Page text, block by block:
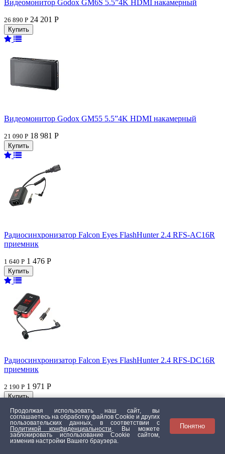
Видеомонитор Godox GM6S 5.5”4K HDMI накамерный
26 890 Р 24 201 Р
Видеомонитор Godox GM55 5.5”4K HDMI накамерный
21 090 Р 18 981 Р
Радиосинхронизатор Falcon Eyes FlashHunter 2.4 RFS-AC16R
приемник
1 640 Р 1 476 Р
Радиосинхронизатор Falcon Eyes FlashHunter 2.4 RFS-DC16R
приемник
2 190 Р 1 971 Р
Продолжая использовать наш сайт, вы
соглашаетесь на обработку файлов Сookie и других
пользовательских данных, в соответствии с
Политикой конфиденциальности
. Вы можете
заблокировать использование Cookie сайтом,
изменив настройки Вашего браузера.
Понятно